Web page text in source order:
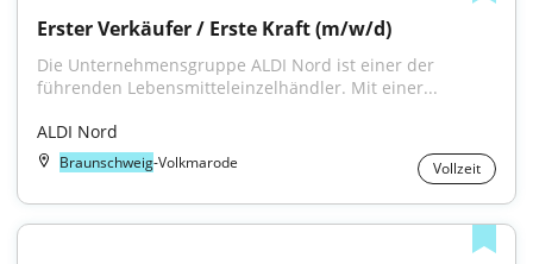
Erster Verkäufer / Erste Kraft (m/w/d)
Die Unternehmensgruppe ALDI Nord ist einer der
führenden Lebensmitteleinzelhändler. Mit einer...
ALDI Nord
Braunschweig-Volkmarode Vollzeit